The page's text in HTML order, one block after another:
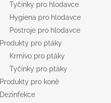
Tyčinky pro hlodavce
Hygiena pro hlodavce
Postroje pro hlodavce
Produkty pro ptáky
Krmivo pro ptáky
Tyčinky pro ptáky
Produkty pro koně
Dezinfekce